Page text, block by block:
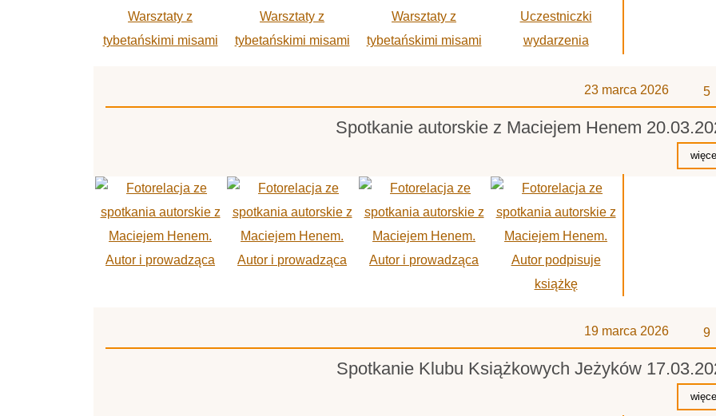
Spotkanie autorskie z Maciejem Henem
23 marca 2026 5
Spotkanie Klubu Książkowych Jeżyków
19 marca 2026 9